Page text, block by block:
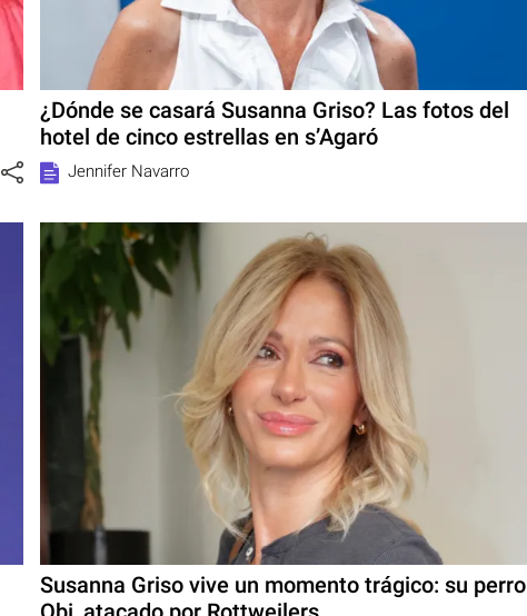
¿Dónde se casará Susanna Griso? Las fotos del
hotel de cinco estrellas en s’Agaró
Jennifer Navarro
Susanna Griso vive un momento trágico: su perro